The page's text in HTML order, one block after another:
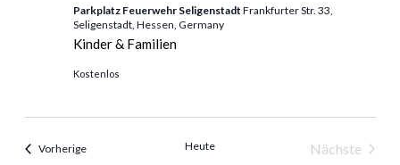
Parkplatz Feuerwehr Seligenstadt Frankfurter Str. 33,
Seligenstadt, Hessen, Germany
Kinder & Familien
Kostenlos
VorherigeVeranstaltungen Heute
Nächste